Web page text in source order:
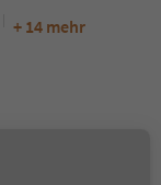
+ 14 mehr